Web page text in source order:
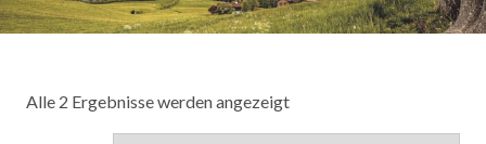
Alle 2 Ergebnisse werden angezeigt